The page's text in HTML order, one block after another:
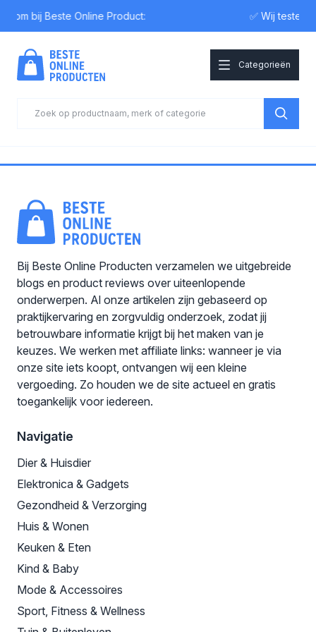
bij Beste Online Product: ✅ Wij testen
Categorieën
Bij Beste Online Producten verzamelen we uitgebreide
blogs en product reviews over uiteenlopende
onderwerpen. Al onze artikelen zijn gebaseerd op
praktijkervaring en zorgvuldig onderzoek, zodat jij
betrouwbare informatie krijgt bij het maken van je
keuzes. We werken met affiliate links: wanneer je via
onze site iets koopt, ontvangen wij een kleine
vergoeding. Zo houden we de site actueel en gratis
toegankelijk voor iedereen.
Navigatie
Dier & Huisdier
Elektronica & Gadgets
Gezondheid & Verzorging
Huis & Wonen
Keuken & Eten
Kind & Baby
Mode & Accessoires
Sport, Fitness & Wellness